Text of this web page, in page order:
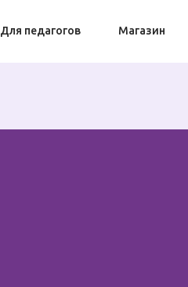
Для педагогов Магазин